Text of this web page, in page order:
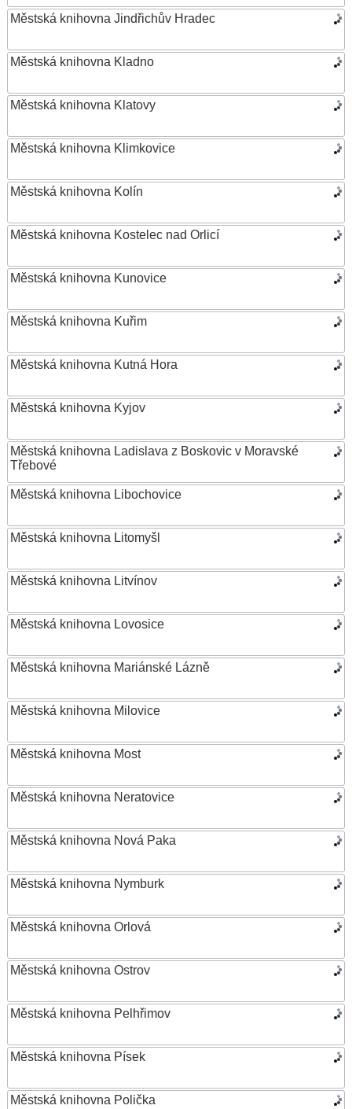
Městská knihovna Jindřichův Hradec
Městská knihovna Kladno
Městská knihovna Klatovy
Městská knihovna Klimkovice
Městská knihovna Kolín
Městská knihovna Kostelec nad Orlicí
Městská knihovna Kunovice
Městská knihovna Kuřim
Městská knihovna Kutná Hora
Městská knihovna Kyjov
Městská knihovna Ladislava z Boskovic v Moravské
Třebové
Městská knihovna Libochovice
Městská knihovna Litomyšl
Městská knihovna Litvínov
Městská knihovna Lovosice
Městská knihovna Mariánské Lázně
Městská knihovna Milovice
Městská knihovna Most
Městská knihovna Neratovice
Městská knihovna Nová Paka
Městská knihovna Nymburk
Městská knihovna Orlová
Městská knihovna Ostrov
Městská knihovna Pelhřimov
Městská knihovna Písek
Městská knihovna Polička